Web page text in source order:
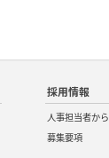
採用情報
人事担当者から
募集要項